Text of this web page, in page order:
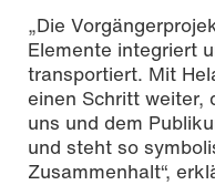
„Die
Elemente integriert
transportiert. Mit
einen Schritt weiter,
uns und dem
und steht so
Zusammenhalt“,